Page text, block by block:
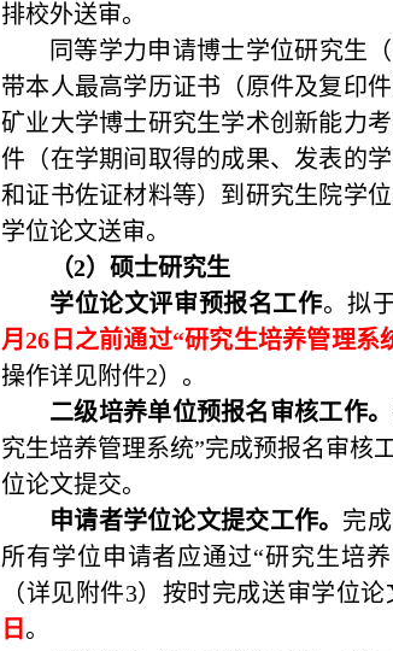
排校外送审。
同等学力申请博士学位研究生
带本人最高学历证书（原件及复印
矿业大学博士研究生学术创新能力
件（在学期间取得的成果、发表的
和证书佐证材料等）到研究生院学
学位论文送审。
（2）硕士研究生
学位论文评审预报名工作。拟
月26 日之前通过“研究生培养管理
操作详见附件2）。
二级培养单位预报名审核工作。
究生培养管理系统”完成预报名审核
位论文提交。
申请者学位论文提交工作。 完
所有学位申请者应通过“研究生培
（详见附件3）按时完成送审学位论
日 。